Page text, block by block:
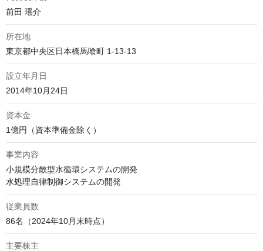
前田 瑶介
所在地
東京都中央区日本橋馬喰町 1-13-13
設立年月日
2014年10月24日
資本金
1億円（資本準備金除く）
事業内容
小規模分散型水循環システムの開発
水処理自律制御システムの開発
従業員数
86名（2024年10月末時点）
主要株主